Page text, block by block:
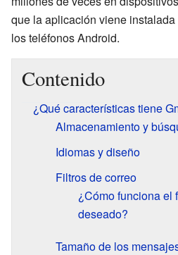
que la aplicación viene
los teléfonos Android.
Contenido
¿Qué características tiene
Almacenamiento y
Idiomas y diseño
Filtros de correo
¿Cómo funciona el
deseado?
Tamaño de los